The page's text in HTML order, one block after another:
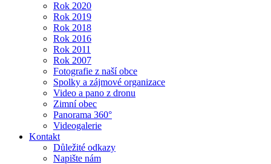
Rok 2020
Rok 2019
Rok 2018
Rok 2016
Rok 2011
Rok 2007
Fotografie z naší obce
Spolky a zájmové organizace
Video a pano z dronu
Zimní obec
Panorama 360°
Videogalerie
Kontakt
Důležité odkazy
Napište nám